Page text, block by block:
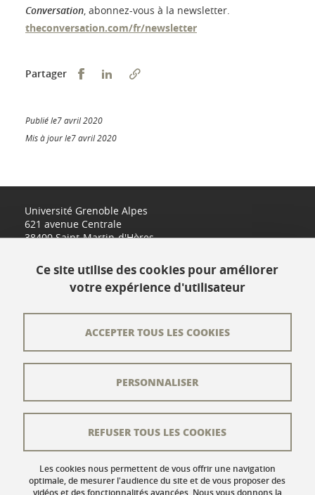
Conversation , abonnez-vous à la newsletter.
theconversation.com/fr/newsletter
Partager Partager sur Facebook
Partager sur LinkedIn
Publié le7 avril 2020
Mis à jour le7 avril 2020
Université Grenoble Alpes
621 avenue Centrale
38400 Saint-Martin-d'Hères
L'équipe éditoriale
Crédits
Mentions légales
Données personnelles
Ce site utilise des cookies pour améliorer
votre expérience d'utilisateur
Les cookies nous permettent de vous offrir une navigation
optimale, de mesurer l'audience du site et de vous proposer des
vidéos et des fonctionnalités avancées. Nous vous donnons la
ACCEPTER TOUS LES COOKIES
REFUSER TOUS LES COOKIES
PERSONNALISER